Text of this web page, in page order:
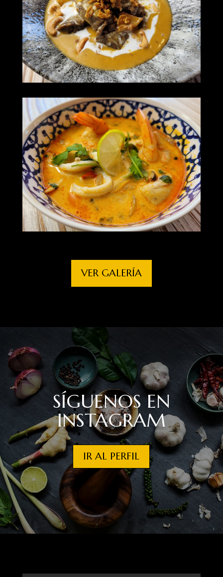
VER GALERÍA
SÍGUENOS EN
INSTAGRAM
IR AL PERFIL